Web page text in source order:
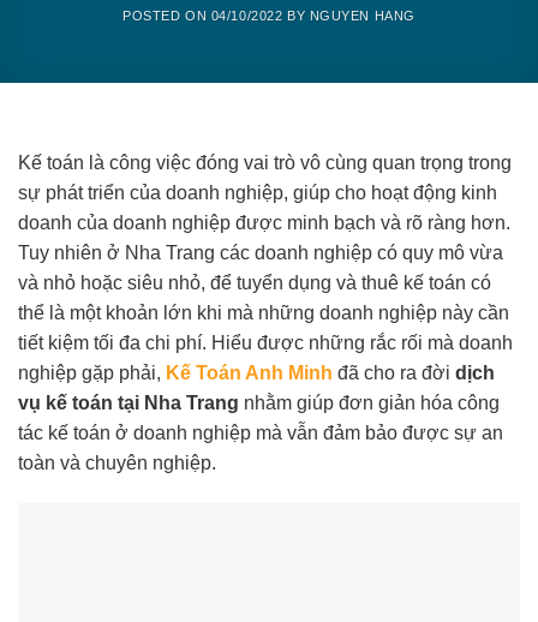
POSTED ON 04/10/2022 BY NGUYEN HANG
Kế toán là công việc đóng vai trò vô cùng quan trọng trong
sự phát triển của doanh nghiệp, giúp cho hoạt động kinh
doanh của doanh nghiệp được minh bạch và rõ ràng hơn.
Tuy nhiên ở Nha Trang các doanh nghiệp có quy mô vừa
và nhỏ hoặc siêu nhỏ, để tuyển dụng và thuê kế toán có
thể là một khoản lớn khi mà những doanh nghiệp này cần
tiết kiệm tối đa chi phí. Hiểu được những rắc rối mà doanh
nghiệp gặp phải, Kế Toán Anh Minh đã cho ra đời dịch
vụ kế toán tại Nha Trang nhằm giúp đơn giản hóa công
tác kế toán ở doanh nghiệp mà vẫn đảm bảo được sự an
toàn và chuyên nghiệp.